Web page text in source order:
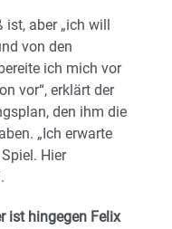
ist, aber „ich will
von den
ich mich vor
vor“, erklärt der
den ihm die
„Ich erwarte
Hier
ist hingegen Felix